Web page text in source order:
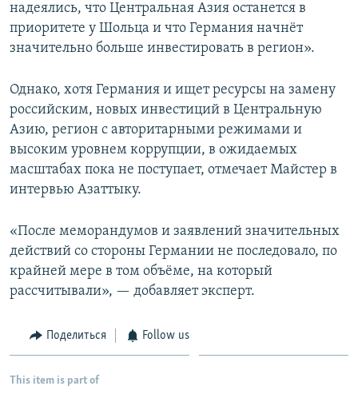
надеялись, что Центральная Азия останется в
приоритете у Шольца и что Германия начнёт
значительно больше инвестировать в регион».
Однако, хотя Германия и ищет ресурсы на замену
российским, новых инвестиций в Центральную
Азию, регион с авторитарными режимами и
высоким уровнем коррупции, в ожидаемых
масштабах пока не поступает, отмечает Майстер в
интервью Азаттыку.
«После меморандумов и заявлений значительных
действий со стороны Германии не последовало, по
крайней мере в том объёме, на который
рассчитывали», — добавляет эксперт.
Поделиться Follow us
This item is part of